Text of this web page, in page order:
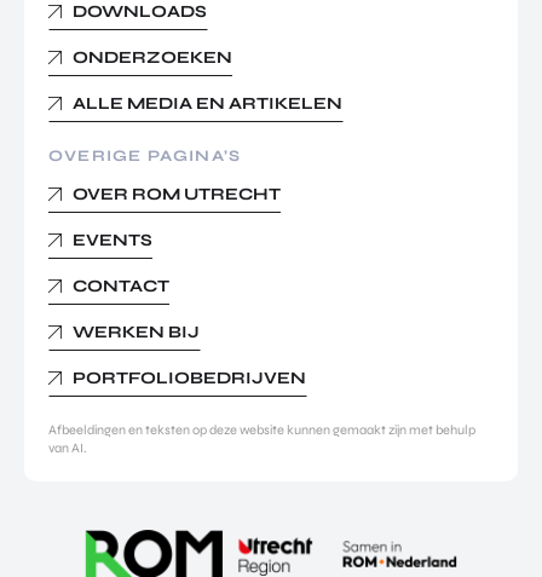
DOWNLOADS
ONDERZOEKEN
ALLE MEDIA EN ARTIKELEN
OVERIGE PAGINA’S
OVER ROM UTRECHT
EVENTS
CONTACT
WERKEN BIJ
PORTFOLIOBEDRIJVEN
Afbeeldingen en teksten op deze website kunnen gemaakt zijn met behulp
van AI.